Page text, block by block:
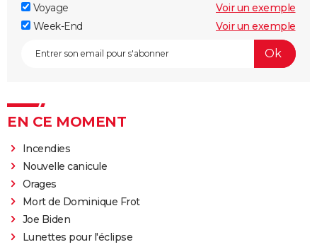
Voyage
Voir un exemple
Week-End
Voir un exemple
EN CE MOMENT
Incendies
Nouvelle canicule
Orages
Mort de Dominique Frot
Joe Biden
Lunettes pour l'éclipse